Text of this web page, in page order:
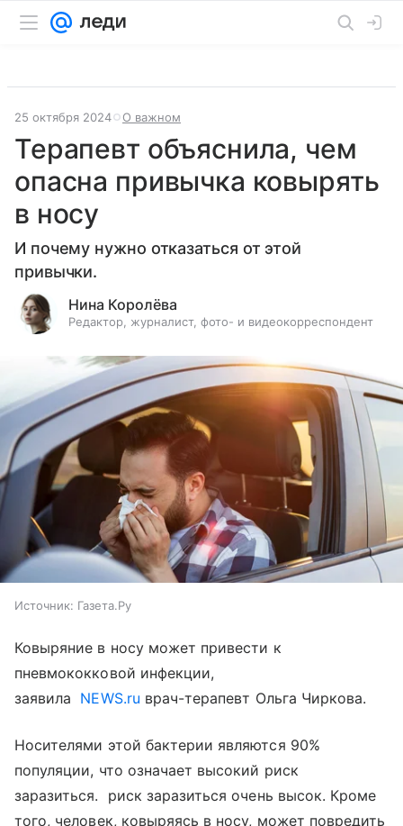
25 октября 2024 О важном
Терапевт объяснила, чем
опасна привычка ковырять
в носу
И почему нужно отказаться от этой
привычки.
Нина Королёва
Редактор, журналист, фото- и видеокорреспондент
Источник: Газета.Ру
Ковыряние в носу может привести к
пневмококковой инфекции,
заявила NEWS.ru врач-терапевт Ольга Чиркова.
Носителями этой бактерии являются 90%
популяции, что означает высокий риск
заразиться. риск заразиться очень высок. Кроме
того, человек, ковыряясь в носу, может повредить